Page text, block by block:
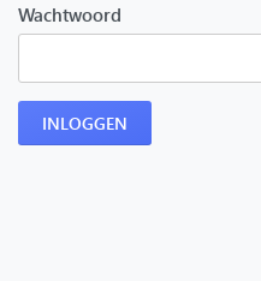
Wachtwoord
INLOGGEN